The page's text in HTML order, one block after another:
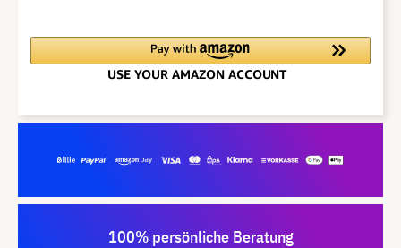
100% persönliche Beratung